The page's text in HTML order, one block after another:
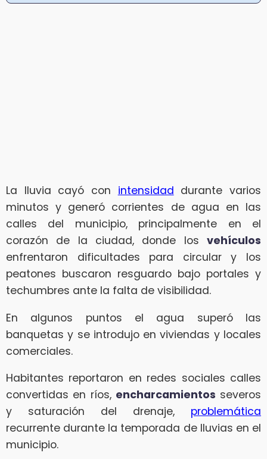
La lluvia cayó con intensidad durante varios
minutos y generó corrientes de agua en las
calles del municipio, principalmente en el
corazón de la ciudad, donde los vehículos
enfrentaron dificultades para circular y los
peatones buscaron resguardo bajo portales y
techumbres ante la falta de visibilidad.
En algunos puntos el agua superó las
banquetas y se introdujo en viviendas y locales
comerciales.
Habitantes reportaron en redes sociales calles
convertidas en ríos, encharcamientos severos
y saturación del drenaje, problemática
recurrente durante la temporada de lluvias en el
municipio.